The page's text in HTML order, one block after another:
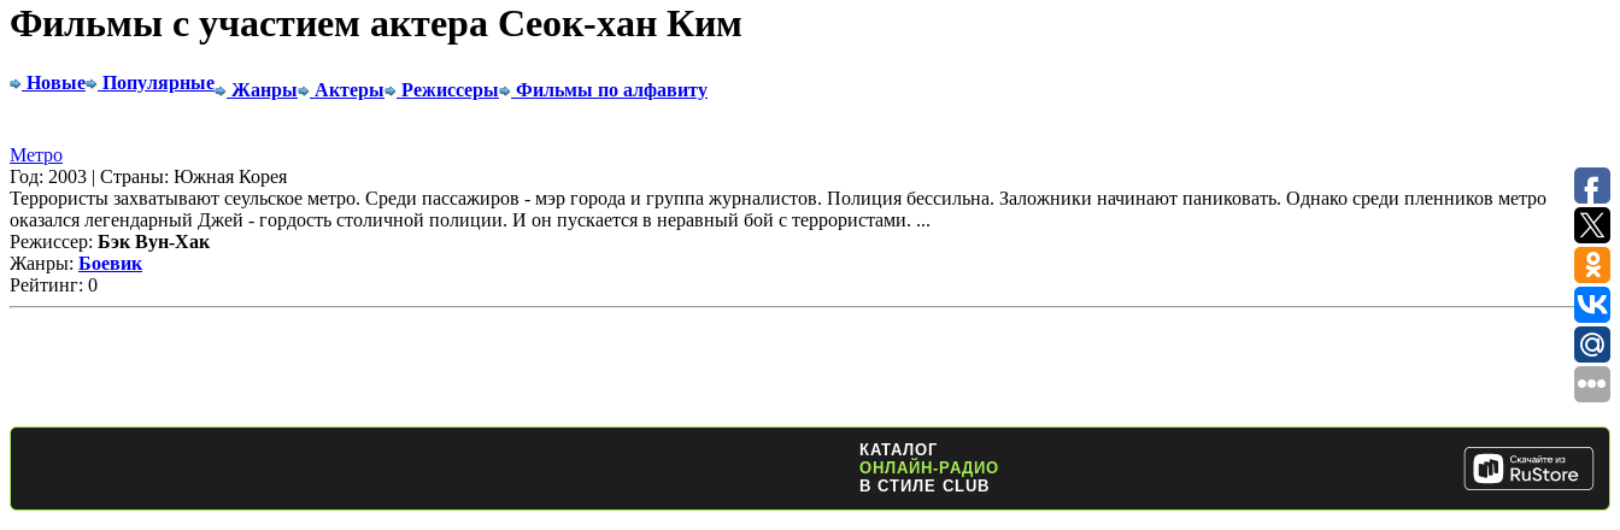
Фильмы с участием актера Сеок-хан Ким
Новые Популярные Жанры Актеры Режиссеры Фильмы по алфавиту
Метро
Год: 2003 | Страны: Южная Корея
Террористы захватывают сеульское метро. Среди пассажиров - мэр города и группа журналистов. Полиция бессильна. Заложники начинают паниковать. Однако среди пленников метро
оказался легендарный Джей - гордость столичной полиции. И он пускается в неравный бой с террористами. ...
Режиссер: Бэк Вун-Хак
Жанры: Боевик
Рейтинг: 0
КАТАЛОГ
ОНЛАЙН-РАДИО
В СТИЛЕ CLUB